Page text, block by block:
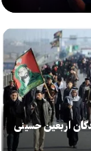
اربعین حسینی